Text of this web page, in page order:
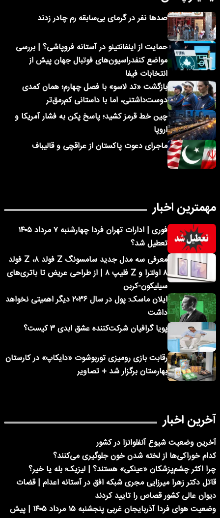
صدها نفر در گرمای بی‌سابقه رم چادر زدند
حمایت از اینفانتینو در آستانه فروپاشی؟ | بررسی
مواضع کنفدراسیون‌های فوتبال جهان پیش از
انتخابات فیفا
بازگشت «تد لاسو» با فصل چهارم؛ همان کمدی
دوست‌داشتنی، اما با داستانی کم‌رمق‌تر
چین خط قرمز کشید؛ پاسخ پکن به فشار آمریکا و
اروپا
ماجرای دعوت پاکستان از عراقچی و قالیباف
مهمترین اخبار
فوری | ادارات تهران فردا چهارشنبه ۷ مرداد ۱۴۰۵
تعطیل شد؟
معرفی سه مدل جدید سامسونگ Z فولد ۸، Z فولد
۸ اولترا و Z فلیپ ۸ | از طراحی عریض تا باتری‌های
سیلیکون-کربن
ایلان ماسک: پول در سال ۲۰۳۶ دیگر اهمیتی نخواهد
داشت
پویا گرافیان شرکت‌کننده عشق ابدی ۳ کیست؟
رقابت بازی رومیزی توربوشوت «دایکاپ» در کارستان
بهارستان برگزار شد + تصاویر
آخرین اخبار
آخرین وضعیت شیوع آنفلوانزا در کشور
کدام خوراکی‌ها از لخته شدن خون جلوگیری می‌کنند؟
چرا اکثر چشم‌پزشکان «عینکی» هستند؟ | لیزیک؛ بله یا خیر؟
قاتل دکتر زهرا میرزایی مجری شبکه افق در آستانه اعدام | قضات
دیوان عالی کشور قصاص را تایید کردند
وضعیت هوای فردا آذربایجان غربی پنجشنبه ۱۵ مرداد ۱۴۰۵ | پیش